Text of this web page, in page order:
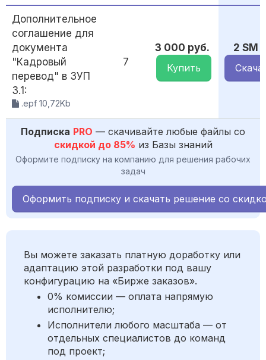
Дополнительное
соглашение для
документа
"Кадровый
перевод" в ЗУП
3.1:
.epf 10,72Kb
7
3 000 руб.
Купить
2 SM
Подписка PRO — скачивайте любые файлы со
скидкой до 85% из Базы знаний
Оформите подписку на компанию для решения рабочих
задач
Оформить подписку и скачать решение со
Вы можете заказать платную доработку или
адаптацию этой разработки под вашу
конфигурацию на «Бирже заказов».
0% комиссии — оплата напрямую
исполнителю;
Исполнители любого масштаба — от
отдельных специалистов до команд
под проект;